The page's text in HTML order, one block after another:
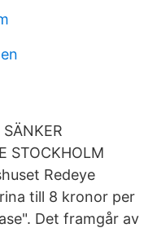
STOCKHOLM
Redeye
till 8 kronor per
Det framgår av